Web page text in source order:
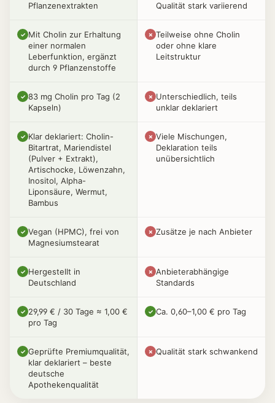
Pflanzenextrakten
Qualität stark variierend
✓ Mit Cholin zur Erhaltung
einer normalen
Leberfunktion, ergänzt
durch 9 Pflanzenstoffe
✗ Teilweise ohne Cholin
oder ohne klare
Leitstruktur
✓ 83 mg Cholin pro Tag (2
Kapseln)
✗ Unterschiedlich, teils
unklar deklariert
✓ Klar deklariert: Cholin-
Bitartrat, Mariendistel
(Pulver + Extrakt),
Artischocke, Löwenzahn,
Inositol, Alpha-
Liponsäure, Wermut,
Bambus
✗ Viele Mischungen,
Deklaration teils
unübersichtlich
✓ Vegan (HPMC), frei von
Magnesiumstearat
✗ Zusätze je nach Anbieter
✓ Hergestellt in
Deutschland
✗ Anbieterabhängige
Standards
✓ 29,99 € / 30 Tage ≈ 1,00 €
pro Tag
✓ Ca. 0,60–1,00 € pro Tag
✓ Geprüfte Premiumqualität,
klar deklariert – beste
deutsche
Apothekenqualität
✗ Qualität stark schwankend